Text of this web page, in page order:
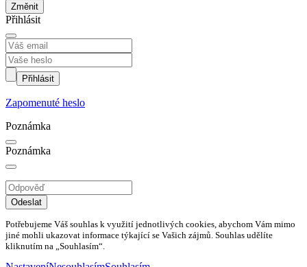
Změnit
Přihlásit
Přihlásit
Zapomenuté heslo
Poznámka
Poznámka
Odeslat
Potřebujeme Váš souhlas k využití jednotlivých cookies, abychom Vám mimo
jiné mohli ukazovat informace týkající se Vašich zájmů. Souhlas udělíte
kliknutím na „Souhlasím“.